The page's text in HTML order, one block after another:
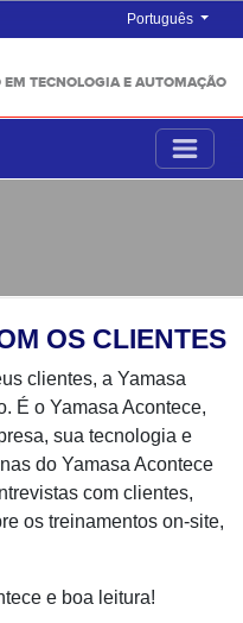
Português
EM TECNOLOGIA E AUTOMAÇÃO
OS CLIENTES
clientes, a Yamasa
É o Yamasa Acontece,
sua tecnologia e
do Yamasa Acontece
com clientes,
os treinamentos on-site,
e boa leitura!